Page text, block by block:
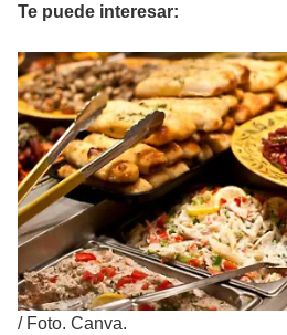
Te puede interesar:
/ Foto. Canva.